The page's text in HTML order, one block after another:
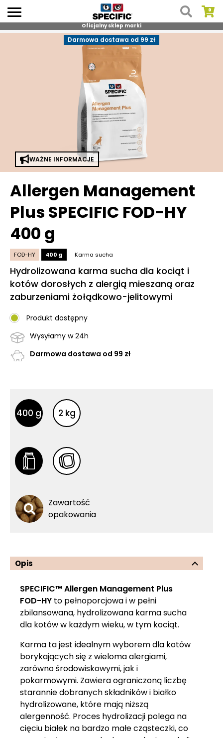
Skip
Oficjalny sklep marki
Darmowa dostawa od 99 zł
WAŻNE INFORMACJE
Allergen Management
Plus SPECIFIC FOD-HY
400 g
FOD-HY 400 g Karma sucha
Hydrolizowana karma sucha dla kociąt i
kotów dorosłych z alergią mieszaną oraz
zaburzeniami żołądkowo-jelitowymi
Produkt dostępny
Wysyłamy w 24h
Darmowa dostawa od 99 zł
Inne opakowania
400 g 2 kg
Inne opakowania
Zawartość
opakowania
Opis
SPECIFIC™ Allergen Management Plus
FOD-HY to pełnoporcjowa i w pełni
zbilansowana, hydrolizowana karma sucha
dla kotów w każdym wieku, w tym kociąt.
Karma ta jest idealnym wyborem dla kotów
borykających się z wieloma alergiami,
zarówno środowiskowymi, jak i
pokarmowymi. Zawiera ograniczoną liczbę
starannie dobranych składników i białko
hydrolizowane, które mają niższą
alergenność. Proces hydrolizacji polega na
cięciu białek na bardzo małe cząsteczki, co